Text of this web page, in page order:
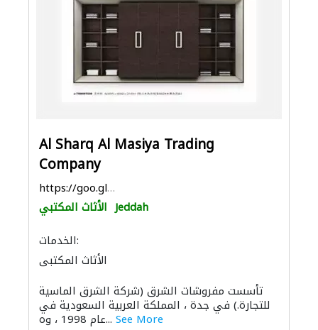
Al Sharq Al Masiya Trading
Company
https://goo.gl/maps/1FkXTXWMVYekuZjb9
الأثاث المكتبي Jeddah
الخدمات:
الأثاث المكتبي
تأسست مفروشات الشرق (شركة الشرق الماسية
للتجارة.) في جدة ، المملكة العربية السعودية في
عام 1998 ، وه... See More